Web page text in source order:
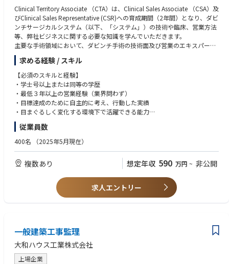
Clinical Territory Associate （CTA）は、Clinical Sales Associate （CSA）及
びClinical Sales Representative (CSR)への育成期間（2年間）となり、ダビ
ンチサージカルシステム（以下、「システム」）の技術や臨床、営業方法
等、弊社ビジネスに関する必要な知識を学んでいただきます。
主要な手術領域において、ダビンチ手術の技術面及び営業のエキスパート
となるためのトレーニングを受け、配属されたエリアでの営業活動を通し
てシステム導入後の稼働率を最大化するサポートを行います。
基本的な職務
• 医師や医療スタッフに対して、ダビンチ手術テクノロジートレーニング
パスウェイ（初症例を実施される前に修了いただくことが必須となるトレ
ーニングプログラム）とスキルアップ過程について説明する。
• 医師や医療スタッフに対して、オンサイトトレーニング（実機を使用し
研修）を実施する。
• 担当施設全診療科のTR100トレーニング（ダビンチ執刀医が認定証取得
のために行うラボトレーニング）の練習を担当する。
• 医師や医療スタッフに対して、製品のデモンストレーションやインサー
ビス（製品の説明と実際にシステムを触りながら理解していただく）を主
• システムを使用した手術に立会い、製品の安全使用のためにサポートす
式の採用に繋がる営業活動、マーケティング活動のサポートやコーディネ
ーションを行う。
• 日報（営業・症例報告、営業活動の結果）や経費精算、社内オンライン
トレーニングや社内システムを使用した事務処理を行う。
求める経験 / スキル
【必須のスキルと経験】
・学士号以上または同等の学歴
・最低３年以上の営業経験（業界問わず）
・目標達成のために自主的に考え、行動した実績
・目まぐるしく変化する環境下で活躍できる能力
・誠実さ、素直さを兼ね備え、責任感を持った行動ができる方
・MS Office（Excel/Word/PPT）の基礎的な知識
・日本語ネイティブ、もしくはN1相当レベル
【望ましいスキルと経験】
・医療業界、特に医療機器業界経験者
従業員数
400名 （2025年5月現在）
複数あり 想定年収 590 万円 ~ 非公開
求人エントリー
一般建築工事監理
大和ハウス工業株式会社
上場企業